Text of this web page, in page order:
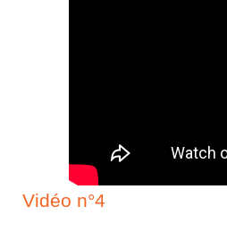
Vidéo n°4